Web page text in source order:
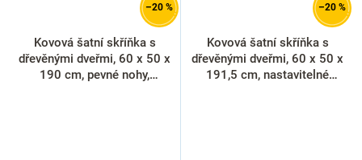
–20 %
Kovová šatní skříňka s
dřevěnými dveřmi, 60 x 50 x
190 cm, pevné nohy,
–20 %
Kovová šatní skříňka s
dřevěnými dveřmi, 60 x 50 x
191,5 cm, nastavitelné